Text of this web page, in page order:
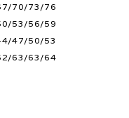
70/73/76
53/56/59
47/50/53
63/63/64